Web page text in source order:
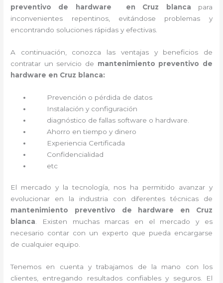
preventivo de hardware en Cruz blanca para
inconvenientes repentinos, evitándose problemas y
encontrando soluciones rápidas y efectivas.
A continuación, conozca las ventajas y beneficios de
contratar un servicio de mantenimiento preventivo de
hardware en Cruz blanca:
Prevención o pérdida de datos
Instalación y configuración
diagnóstico de fallas software o hardware
Ahorro en tiempo y dinero
Experiencia Certificada
Confidencialidad
etc
El mercado y la tecnología, nos ha permitido avanzar y
evolucionar en la industria con diferentes técnicas de
mantenimiento preventivo de hardware en Cruz
blanca . Existen muchas marcas en el mercado y es
necesario contar con un experto que pueda encargarse
de cualquier equipo.
Tenemos en cuenta y trabajamos de la mano con los
clientes, entregando resultados confiables y seguros. El